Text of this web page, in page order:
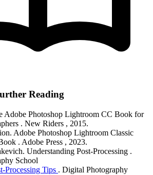
Reading
Adobe Photoshop Lightroom CC Book for
. New Riders , 2015.
Adobe Photoshop Lightroom Classic
. Adobe Press , 2023.
Understanding Post-Processing .
School
Processing Tips . Digital Photography